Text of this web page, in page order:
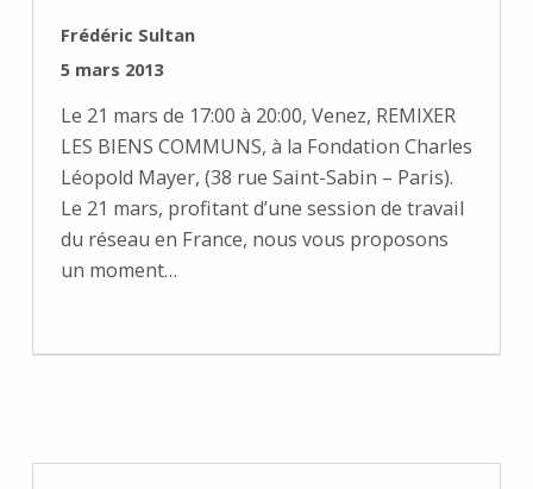
RÉDIGÉ PAR :
Frédéric Sultan
PUBLIÉ SUR :
5 mars 2013
Le 21 mars de 17:00 à 20:00, Venez, REMIXER
LES BIENS COMMUNS, à la Fondation Charles
Léopold Mayer, (38 rue Saint-Sabin – Paris).
Le 21 mars, profitant d’une session de travail
du réseau en France, nous vous proposons
un moment…